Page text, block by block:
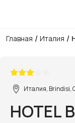
Главная / Италия /
Италия, Brindisi,
HOTEL